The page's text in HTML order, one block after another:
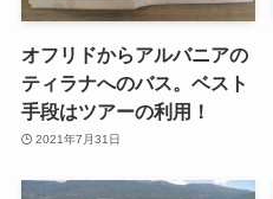
オフリドからアルバニアの
ティラナへのバス。ベスト
手段はツアーの利用！
2021年7月31日